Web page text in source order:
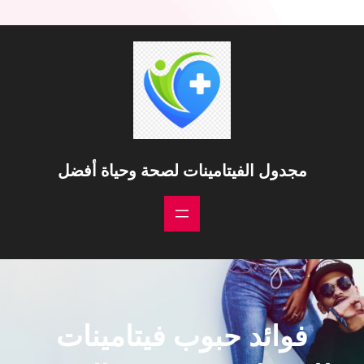
مجدول الفيتامينات لصحة وحياة أفضل
فوائد حبوب فيتامينات